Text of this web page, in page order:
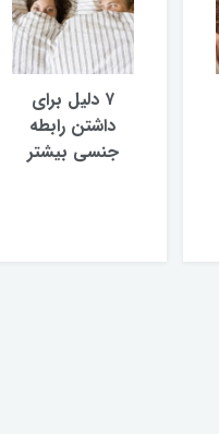
۷ دلیل برای
داشتن رابطه
جنسی بیشتر